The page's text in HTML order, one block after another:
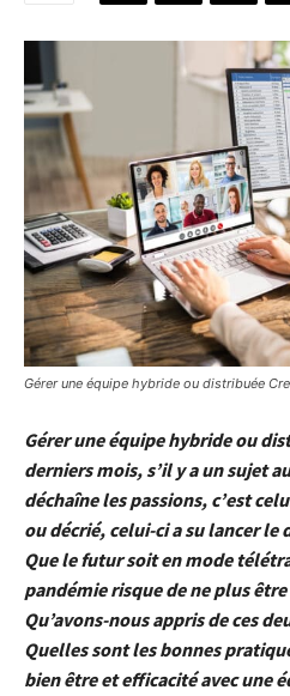
Gérer une équipe hybride ou distribuée
Gérer une équipe hybride ou
derniers mois, s’il y a un sujet
déchaîne les passions, c’est
ou décrié, celui-ci a su lancer le
Que le futur soit en mode
pandémie risque de ne plus
Qu’avons-nous appris de ces
Quelles sont les bonnes
bien être et efficacité avec une